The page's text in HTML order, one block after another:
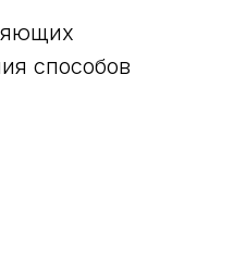
способов